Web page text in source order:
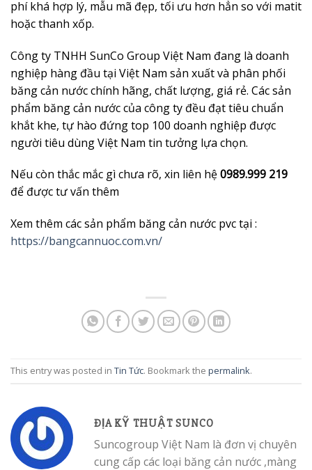
phí khá hợp lý, mẫu mã đẹp, tối ưu hơn hẳn so với matit
hoặc thanh xốp.
Công ty TNHH SunCo Group Việt Nam đang là doanh
nghiệp hàng đầu tại Việt Nam sản xuất và phân phối
băng cản nước chính hãng, chất lượng, giá rẻ. Các sản
phẩm băng cản nước của công ty đều đạt tiêu chuẩn
khắt khe, tự hào đứng top 100 doanh nghiệp được
người tiêu dùng Việt Nam tin tưởng lựa chọn.
Nếu còn thắc mắc gì chưa rõ, xin liên hệ0989.999 219
để được tư vấn thêm
Xem thêm các sản phẩm băng cản nước pvc tại :
https://bangcannuoc.com.vn/
This entry was posted in Tin Tức. Bookmark the permalink.
ĐỊA KỸ THUẬT SUNCO
Suncogroup Việt Nam là đơn vị chuyên
cung cấp các loại băng cản nước ,màng